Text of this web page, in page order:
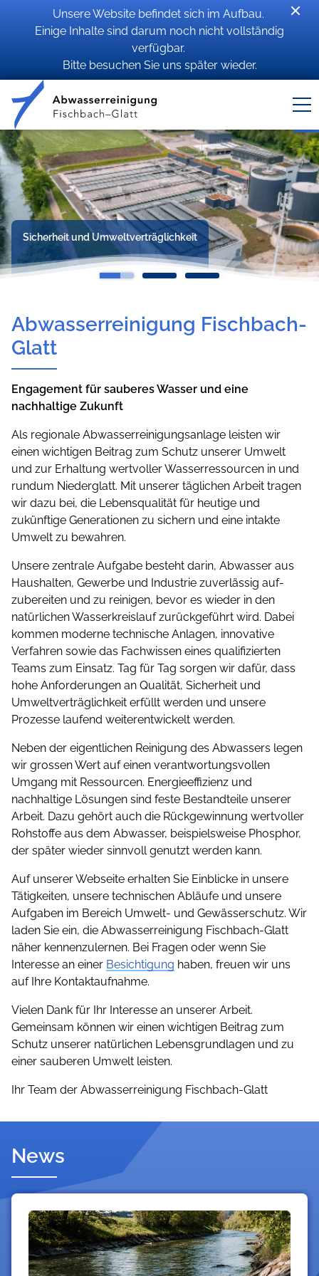
Unsere Website befindet sich im Aufbau.
Einige Inhalte sind darum noch nicht vollständig
verfügbar.
Bitte besuchen Sie uns später wieder.
Sicherheit und Umweltverträglichkeit
Abwasserreinigung Fischbach-
Glatt
Engagement für sauberes Wasser und eine
nachhaltige Zukunft
Als regionale Abwasserreinigungsanlage leisten wir
einen wichtigen Beitrag zum Schutz unserer Umwelt
und zur Erhaltung wertvoller Wasserressourcen in und
rundum Niederglatt. Mit unserer täglichen Arbeit tragen
wir dazu bei, die Lebensqualität für heutige und
zukünftige Generationen zu sichern und eine intakte
Umwelt zu bewahren.
Unsere zentrale Aufgabe besteht darin, Abwasser aus
Haushalten, Gewerbe und Industrie zuverlässig auf­
zubereiten und zu reinigen, bevor es wieder in den
natürlichen Wasserkreislauf zurückgeführt wird. Dabei
kommen moderne technische Anlagen, innovative
Verfahren sowie das Fachwissen eines qualifizierten
Teams zum Einsatz. Tag für Tag sorgen wir dafür, dass
hohe Anforderungen an Qualität, Sicherheit und
Umwelt­ver­träglichkeit erfüllt werden und unsere
Prozesse laufend weiterentwickelt werden.
Neben der eigentlichen Reinigung des Abwassers legen
wir grossen Wert auf einen verantwortungsvollen
Umgang mit Ressourcen. Energieeffizienz und
nachhaltige Lösungen sind feste Bestandteile unserer
Arbeit. Dazu gehört auch die Rückgewinnung wertvoller
Rohstoffe aus dem Abwasser, beispielsweise Phosphor,
der später wieder sinnvoll genutzt werden kann.
Auf unserer Webseite erhalten Sie Einblicke in unsere
Tätigkeiten, unsere technischen Abläufe und unsere
Aufgaben im Bereich Umwelt- und Gewässerschutz. Wir
laden Sie ein, die Abwasserreinigung Fischbach-Glatt
näher kennenzulernen. Bei Fragen oder wenn Sie
Interesse an einer Besichtigung haben, freuen wir uns
auf Ihre Kontaktaufnahme.
Vielen Dank für Ihr Interesse an unserer Arbeit.
Gemeinsam können wir einen wichtigen Beitrag zum
Schutz unserer natürlichen Lebensgrundlagen und zu
einer sauberen Umwelt leisten.
Ihr Team der Abwasserreinigung Fischbach-Glatt
News